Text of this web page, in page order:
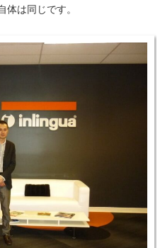
体は同じです。